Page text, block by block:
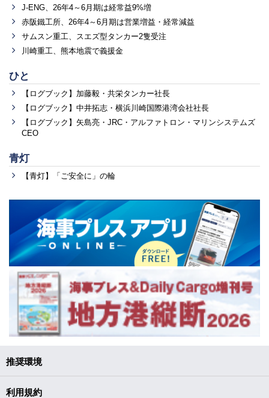
J-ENG、26年4～6月期は経常益9%増
赤阪鐵工所、26年4～6月期は営業増益・経常減益
サムスン重工、スエズ型タンカー2隻受注
川崎重工、熊本地震で義援金
ひと
【ログブック】加藤毅・共栄タンカー社長
【ログブック】中井拓志・横浜川崎国際港湾会社社長
【ログブック】矢島亮・JRC・アルファトロン・マリンシステムズ
CEO
青灯
【青灯】「ご安全に」の輪
推奨環境
利用規約